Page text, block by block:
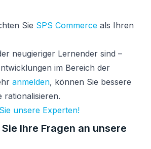
Sie SPS Commerce als Ihren
neugieriger Lernender sind –
im Bereich der
anmelden, können Sie bessere
rationalisieren.
unsere Experten!
Ihre Fragen an unsere